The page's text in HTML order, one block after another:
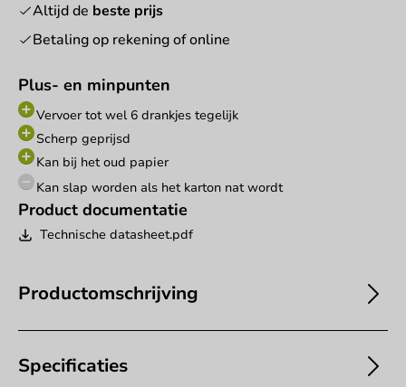
Plus- en minpunten
Vervoer tot wel 6 drankjes tegelijk
Scherp geprijsd
Kan bij het oud papier
Kan slap worden als het karton nat wordt
Product documentatie
Technische datasheet.pdf
Productomschrijving
Specificaties
Altijd de beste prijs
Betaling op rekening of online